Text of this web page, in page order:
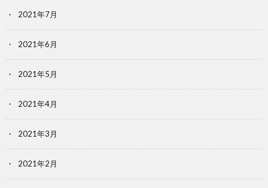
2021年7月
2021年6月
2021年5月
2021年4月
2021年3月
2021年2月